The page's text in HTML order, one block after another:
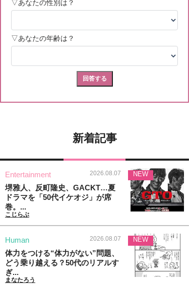
新着記事
Entertainment 2026.08.07
堺雅人、反町隆史、GACKT…夏
ドラマを「50代イケオジ」が席
巻。...
こじらぶ
NEW
Human 2026.08.07
体力をつける“体力がない”問題、
どう乗り越える？50代のリアルす
ぎ...
まなたろう
NEW